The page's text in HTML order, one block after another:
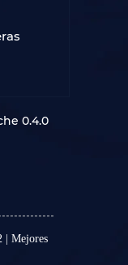
0.4.0
| Mejores